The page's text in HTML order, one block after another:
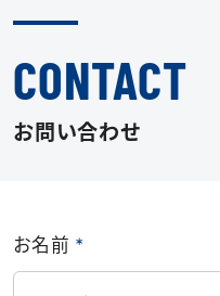
CONTACT
お問い合わせ
お名前 ＊